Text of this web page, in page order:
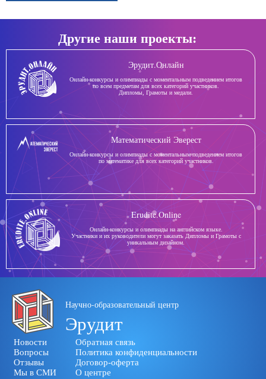
Другие наши проекты:
Эрудит.Онлайн
Онлайн-конкурсы и олимпиады с моментальным подведением итогов
по всем предметам для всех категорий участников.
Дипломы, Грамоты и медали.
Математический Эверест
Онлайн-конкурсы и олимпиады с моментальным подведением итогов
по математике для всех категорий участников.
Erudite.Online
Онлайн-конкурсы и олимпиады на английском языке.
Участники и их руководители могут заказать Дипломы и Грамоты с
уникальным дизайном.
Научно-образовательный центр
Эрудит
Новости
Вопросы
Отзывы
Мы в СМИ
Обратная связь
Политика конфиденциальности
Договор-оферта
О центре